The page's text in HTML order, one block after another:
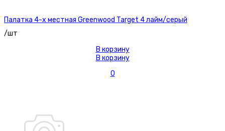
Палатка 4-х местная Greenwood Target 4 лайм/серый
/шт
В корзину
В корзину
0